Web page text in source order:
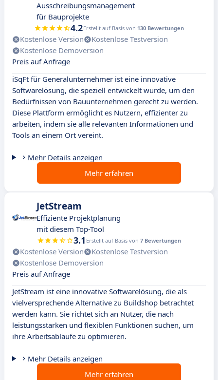
Ausschreibungsmanagement
für Bauprojekte
4.2Erstellt auf Basis von 130 Bewertungen
Kostenlose Version
Kostenlose Testversion
Kostenlose Demoversion
Preis auf Anfrage
iSqFt für Generalunternehmer ist eine innovative
Softwarelösung, die speziell entwickelt wurde, um den
Bedürfnissen von Bauunternehmen gerecht zu werden.
Diese Plattform ermöglicht es Nutzern, effizienter zu
arbeiten, indem sie alle relevanten Informationen und
Tools an einem Ort vereint.
Mehr Details anzeigen
Mehr erfahren
JetStream
Effiziente Projektplanung
mit diesem Top-Tool
3.1 Erstellt auf Basis von 7 Bewertungen
Kostenlose Version
Kostenlose Testversion
Kostenlose Demoversion
Preis auf Anfrage
JetStream ist eine innovative Softwarelösung, die als
vielversprechende Alternative zu Buildshop betrachtet
werden kann. Sie richtet sich an Nutzer, die nach
leistungsstarken und flexiblen Funktionen suchen, um
ihre Arbeitsabläufe zu optimieren.
Mehr Details anzeigen
Mehr erfahren